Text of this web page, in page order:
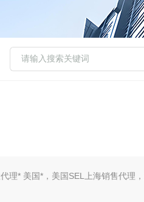
理* 美国*，美国SEL上海销售代理